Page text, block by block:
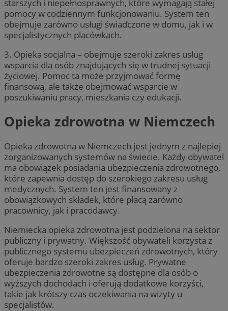
starszych i niepełnosprawnych, które wymagają stałej
pomocy w codziennym funkcjonowaniu. System ten
obejmuje zarówno usługi świadczone w domu, jak i w
specjalistycznych placówkach.
3. Opieka socjalna – obejmuje szeroki zakres usług
wsparcia dla osób znajdujących się w trudnej sytuacji
życiowej. Pomoc ta może przyjmować formę
finansową, ale także obejmować wsparcie w
poszukiwaniu pracy, mieszkania czy edukacji.
Opieka zdrowotna w Niemczech
Opieka zdrowotna w Niemczech jest jednym z najlepiej
zorganizowanych systemów na świecie. Każdy obywatel
ma obowiązek posiadania ubezpieczenia zdrowotnego,
które zapewnia dostęp do szerokiego zakresu usług
medycznych. System ten jest finansowany z
obowiązkowych składek, które płacą zarówno
pracownicy, jak i pracodawcy.
Niemiecka opieka zdrowotna jest podzielona na sektor
publiczny i prywatny. Większość obywateli korzysta z
publicznego systemu ubezpieczeń zdrowotnych, który
oferuje bardzo szeroki zakres usług. Prywatne
ubezpieczenia zdrowotne są dostępne dla osób o
wyższych dochodach i oferują dodatkowe korzyści,
takie jak krótszy czas oczekiwania na wizyty u
specjalistów.